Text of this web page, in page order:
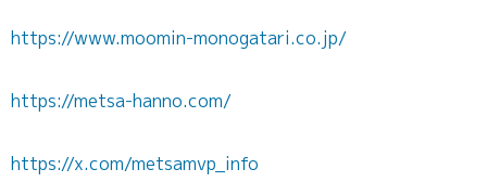
https://www.moomin-monogatari.co.jp/
https://metsa-hanno.com/
https://x.com/metsamvp_info